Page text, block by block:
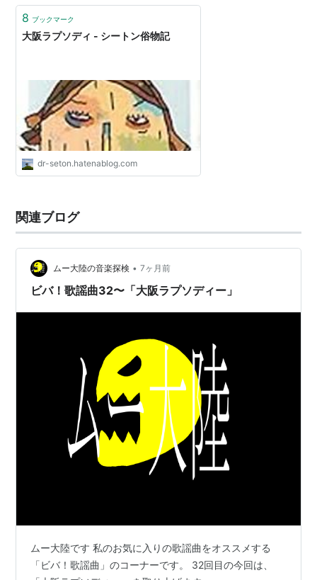
8 ブックマーク
大阪ラプソディ - シートン俗物記
dr-seton.hatenablog.com
関連ブログ
ムー大陸の音楽探検 • 7ヶ月前
ビバ！歌謡曲32〜「大阪ラプソディー」
ムー大陸です 私のお気に入りの歌謡曲をオススメする
「ビバ！歌謡曲」のコーナーです。 32回目の今回は、